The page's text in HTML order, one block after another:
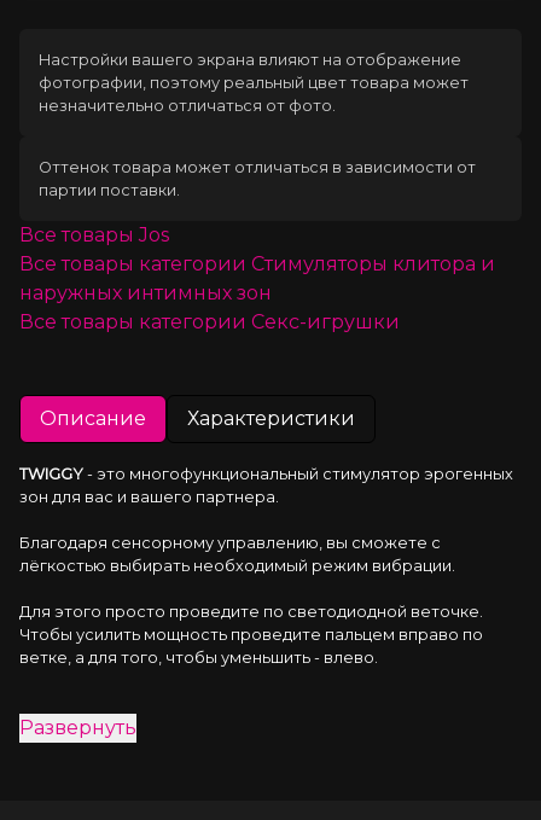
Настройки вашего экрана влияют на отображение
фотографии, поэтому реальный цвет товара может
незначительно отличаться от фото.
Оттенок товара может отличаться в зависимости от
партии поставки.
Все товарыJos
Все товары категории Стимуляторы клитора и
наружных интимных зон
Все товары категории Секс-игрушки
Описание Характеристики
TWIGGY - это многофункциональный стимулятор эрогенных
зон для вас и вашего партнера.
Благодаря сенсорному управлению, вы сможете с
лёгкостью выбирать необходимый режим вибрации.
Для этого просто проведите по светодиодной веточке.
Чтобы усилить мощность проведите пальцем вправо по
ветке, а для того, чтобы уменьшить - влево.
10 режимов вибрации
5 скоростей вибрации
Развернуть